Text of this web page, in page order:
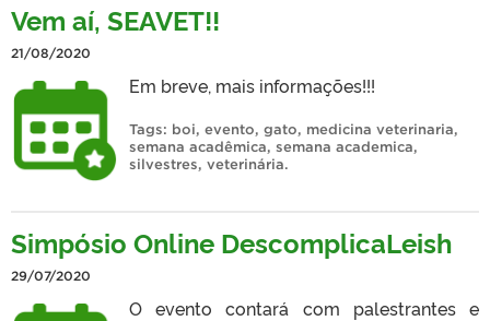
Vem aí, SEAVET!!
21/08/2020
Em breve, mais informações!!!
Tags: boi, evento, gato, medicina veterinaria,
semana acadêmica, semana academica,
silvestres, veterinária.
Simpósio Online DescomplicaLeish
29/07/2020
O evento contará com palestrantes e